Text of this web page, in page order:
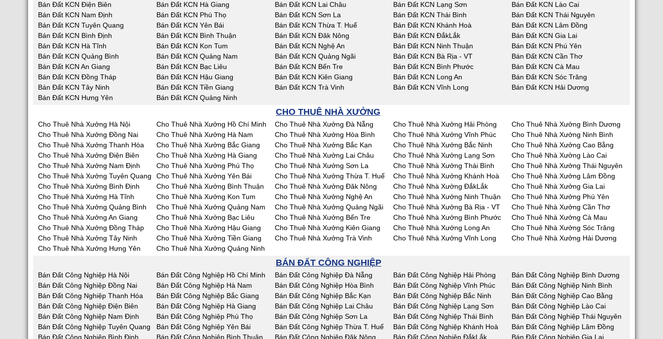
Bán Đất KCN Điện Biên
Bán Đất KCN Hà Giang Bán Đất KCN Lai Châu Bán Đất KCN Lạng Sơn
Bán Đất KCN Lào Cai
Bán Đất KCN Nam Định
Bán Đất KCN Phú Thọ Bán Đất KCN Sơn La Bán Đất KCN Thái Bình
Bán Đất KCN Thái Nguyên
Bán Đất KCN Tuyên Quang
Bán Đất KCN Yên Bái Bán Đất KCN Thừa T. Huế Bán Đất KCN Khánh Hoà
Bán Đất KCN Lâm Đồng
Bán Đất KCN Bình Định
Bán Đất KCN Bình Thuận Bán Đất KCN Đăk Nông Bán Đất KCN ĐắkLắk
Bán Đất KCN Gia Lai
Bán Đất KCN Hà Tĩnh
Bán Đất KCN Kon Tum Bán Đất KCN Nghệ An Bán Đất KCN Ninh Thuận
Bán Đất KCN Phú Yên
Bán Đất KCN Quảng Bình
Bán Đất KCN Quảng Nam Bán Đất KCN Quảng Ngãi Bán Đất KCN Bà Rịa - VT
Bán Đất KCN Cần Thơ
Bán Đất KCN An Giang
Bán Đất KCN Bạc Liêu Bán Đất KCN Bến Tre Bán Đất KCN Bình Phước
Bán Đất KCN Cà Mau
Bán Đất KCN Đồng Tháp
Bán Đất KCN Hậu Giang Bán Đất KCN Kiên Giang Bán Đất KCN Long An
Bán Đất KCN Sóc Trăng
Bán Đất KCN Tây Ninh
Bán Đất KCN Tiền Giang Bán Đất KCN Trà Vinh Bán Đất KCN Vĩnh Long
Bán Đất KCN Hải Dương
Bán Đất KCN Hưng Yên
Bán Đất KCN Quảng Ninh
CHO THUÊ NHÀ XƯỞNG
Cho Thuê Nhà Xưởng Hà Nội Cho Thuê Nhà Xưởng Hồ Chí Minh Cho Thuê Nhà Xưởng Đà Nẵng Cho Thuê Nhà Xưởng Hải Phòng
Cho Thuê Nhà Xưởng Bình Dương
Cho Thuê Nhà Xưởng Đồng Nai
Cho Thuê Nhà Xưởng Hà Nam Cho Thuê Nhà Xưởng Hòa Bình Cho Thuê Nhà Xưởng Vĩnh Phúc
Cho Thuê Nhà Xưởng Ninh Bình
Cho Thuê Nhà Xưởng Thanh Hóa
Cho Thuê Nhà Xưởng Bắc Giang Cho Thuê Nhà Xưởng Bắc Kạn Cho Thuê Nhà Xưởng Bắc Ninh
Cho Thuê Nhà Xưởng Cao Bằng
Cho Thuê Nhà Xưởng Điện Biên
Cho Thuê Nhà Xưởng Hà Giang Cho Thuê Nhà Xưởng Lai Châu Cho Thuê Nhà Xưởng Lạng Sơn
Cho Thuê Nhà Xưởng Lào Cai
Cho Thuê Nhà Xưởng Nam Định
Cho Thuê Nhà Xưởng Phú Thọ Cho Thuê Nhà Xưởng Sơn La Cho Thuê Nhà Xưởng Thái Bình
Cho Thuê Nhà Xưởng Thái Nguyên
Cho Thuê Nhà Xưởng Tuyên Quang
Cho Thuê Nhà Xưởng Yên Bái Cho Thuê Nhà Xưởng Thừa T. Huế Cho Thuê Nhà Xưởng Khánh Hoà
Cho Thuê Nhà Xưởng Lâm Đồng
Cho Thuê Nhà Xưởng Bình Định
Cho Thuê Nhà Xưởng Bình Thuận Cho Thuê Nhà Xưởng Đăk Nông Cho Thuê Nhà Xưởng ĐắkLắk
Cho Thuê Nhà Xưởng Gia Lai
Cho Thuê Nhà Xưởng Hà Tĩnh
Cho Thuê Nhà Xưởng Kon Tum Cho Thuê Nhà Xưởng Nghệ An Cho Thuê Nhà Xưởng Ninh Thuận
Cho Thuê Nhà Xưởng Phú Yên
Cho Thuê Nhà Xưởng Quảng Bình
Cho Thuê Nhà Xưởng Quảng Nam Cho Thuê Nhà Xưởng Quảng Ngãi Cho Thuê Nhà Xưởng Bà Rịa - VT
Cho Thuê Nhà Xưởng Cần Thơ
Cho Thuê Nhà Xưởng An Giang
Cho Thuê Nhà Xưởng Bạc Liêu Cho Thuê Nhà Xưởng Bến Tre Cho Thuê Nhà Xưởng Bình Phước
Cho Thuê Nhà Xưởng Cà Mau
Cho Thuê Nhà Xưởng Đồng Tháp
Cho Thuê Nhà Xưởng Hậu Giang Cho Thuê Nhà Xưởng Kiên Giang Cho Thuê Nhà Xưởng Long An
Cho Thuê Nhà Xưởng Sóc Trăng
Cho Thuê Nhà Xưởng Tây Ninh
Cho Thuê Nhà Xưởng Tiền Giang Cho Thuê Nhà Xưởng Trà Vinh Cho Thuê Nhà Xưởng Vĩnh Long
Cho Thuê Nhà Xưởng Hải Dương
Cho Thuê Nhà Xưởng Hưng Yên
Cho Thuê Nhà Xưởng Quảng Ninh
BÁN ĐẤT CÔNG NGHIỆP
Bán Đất Công Nghiệp Hà Nội Bán Đất Công Nghiệp Hồ Chí Minh Bán Đất Công Nghiệp Đà Nẵng Bán Đất Công Nghiệp Hải Phòng
Bán Đất Công Nghiệp Bình Dương
Bán Đất Công Nghiệp Đồng Nai
Bán Đất Công Nghiệp Hà Nam Bán Đất Công Nghiệp Hòa Bình Bán Đất Công Nghiệp Vĩnh Phúc
Bán Đất Công Nghiệp Ninh Bình
Bán Đất Công Nghiệp Thanh Hóa
Bán Đất Công Nghiệp Bắc Giang Bán Đất Công Nghiệp Bắc Kạn Bán Đất Công Nghiệp Bắc Ninh
Bán Đất Công Nghiệp Cao Bằng
Bán Đất Công Nghiệp Điện Biên
Bán Đất Công Nghiệp Hà Giang Bán Đất Công Nghiệp Lai Châu Bán Đất Công Nghiệp Lạng Sơn
Bán Đất Công Nghiệp Lào Cai
Bán Đất Công Nghiệp Nam Định
Bán Đất Công Nghiệp Phú Thọ Bán Đất Công Nghiệp Sơn La Bán Đất Công Nghiệp Thái Bình
Bán Đất Công Nghiệp Thái Nguyên
Bán Đất Công Nghiệp Tuyên Quang
Bán Đất Công Nghiệp Yên Bái Bán Đất Công Nghiệp Thừa T. Huế Bán Đất Công Nghiệp Khánh Hoà
Bán Đất Công Nghiệp Lâm Đồng
Bán Đất Công Nghiệp Bình Định
Bán Đất Công Nghiệp Bình Thuận Bán Đất Công Nghiệp Đăk Nông Bán Đất Công Nghiệp ĐắkLắk Bán Đất Công Nghiệp Gia Lai